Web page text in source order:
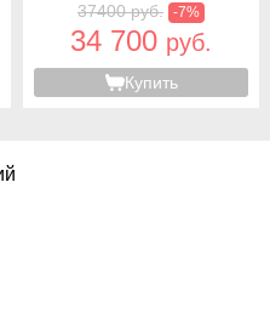
37400 руб. -7%
34 700 руб.
Купить